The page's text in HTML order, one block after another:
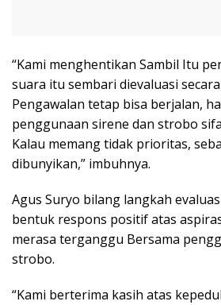
“Kami menghentikan Sambil Itu
suara itu sembari dievaluasi
Pengawalan tetap bisa berjalan,
penggunaan sirene dan strobo
Kalau memang tidak prioritas,
dibunyikan,” imbuhnya.
Agus Suryo bilang langkah
bentuk respons positif atas
merasa terganggu Bersama
strobo.
“Kami berterima kasih atas